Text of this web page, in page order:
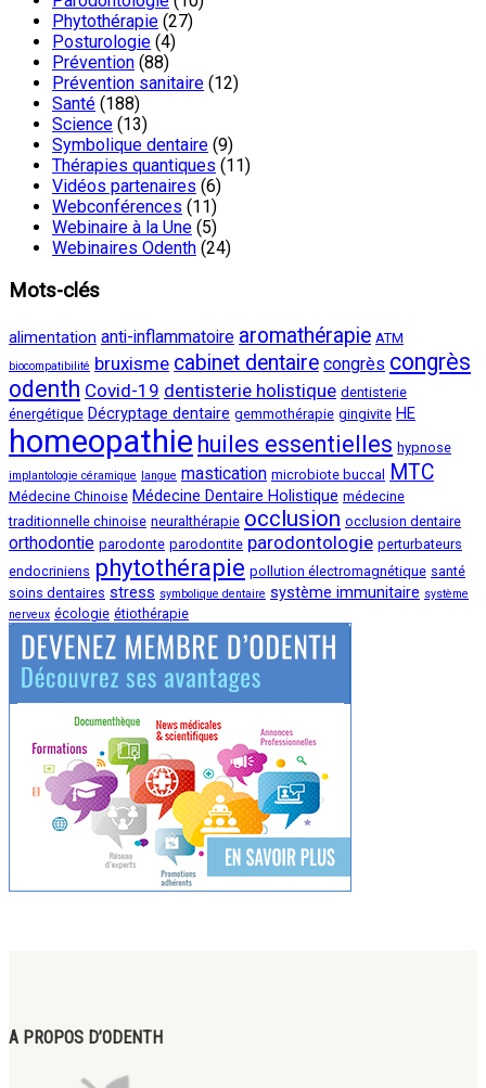
Phytothérapie (27)
Posturologie (4)
Prévention (88)
Prévention sanitaire (12)
Santé (188)
Science (13)
Symbolique dentaire (9)
Thérapies quantiques (11)
Vidéos partenaires (6)
Webconférences (11)
Webinaire à la Une (5)
Webinaires Odenth (24)
Mots-clés
alimentation anti-inflammatoire aromathérapie ATM
biocompatibilité bruxisme cabinet dentaire congrès congrès
odenth Covid-19 dentisterie holistique dentisterie
énergétique Décryptage dentaire gemmothérapie gingivite HE
homeopathie huiles essentielles hypnose
implantologie céramique langue mastication microbiote buccal MTC
Médecine Chinoise Médecine Dentaire Holistique médecine
traditionnelle chinoise neuralthérapie occlusion occlusion dentaire
orthodontie parodonte parodontite parodontologie perturbateurs
endocriniens phytothérapie pollution électromagnétique santé
soins dentaires stress symbolique dentaire système immunitaire système
nerveux écologie étiothérapie
A PROPOS D’ODENTH